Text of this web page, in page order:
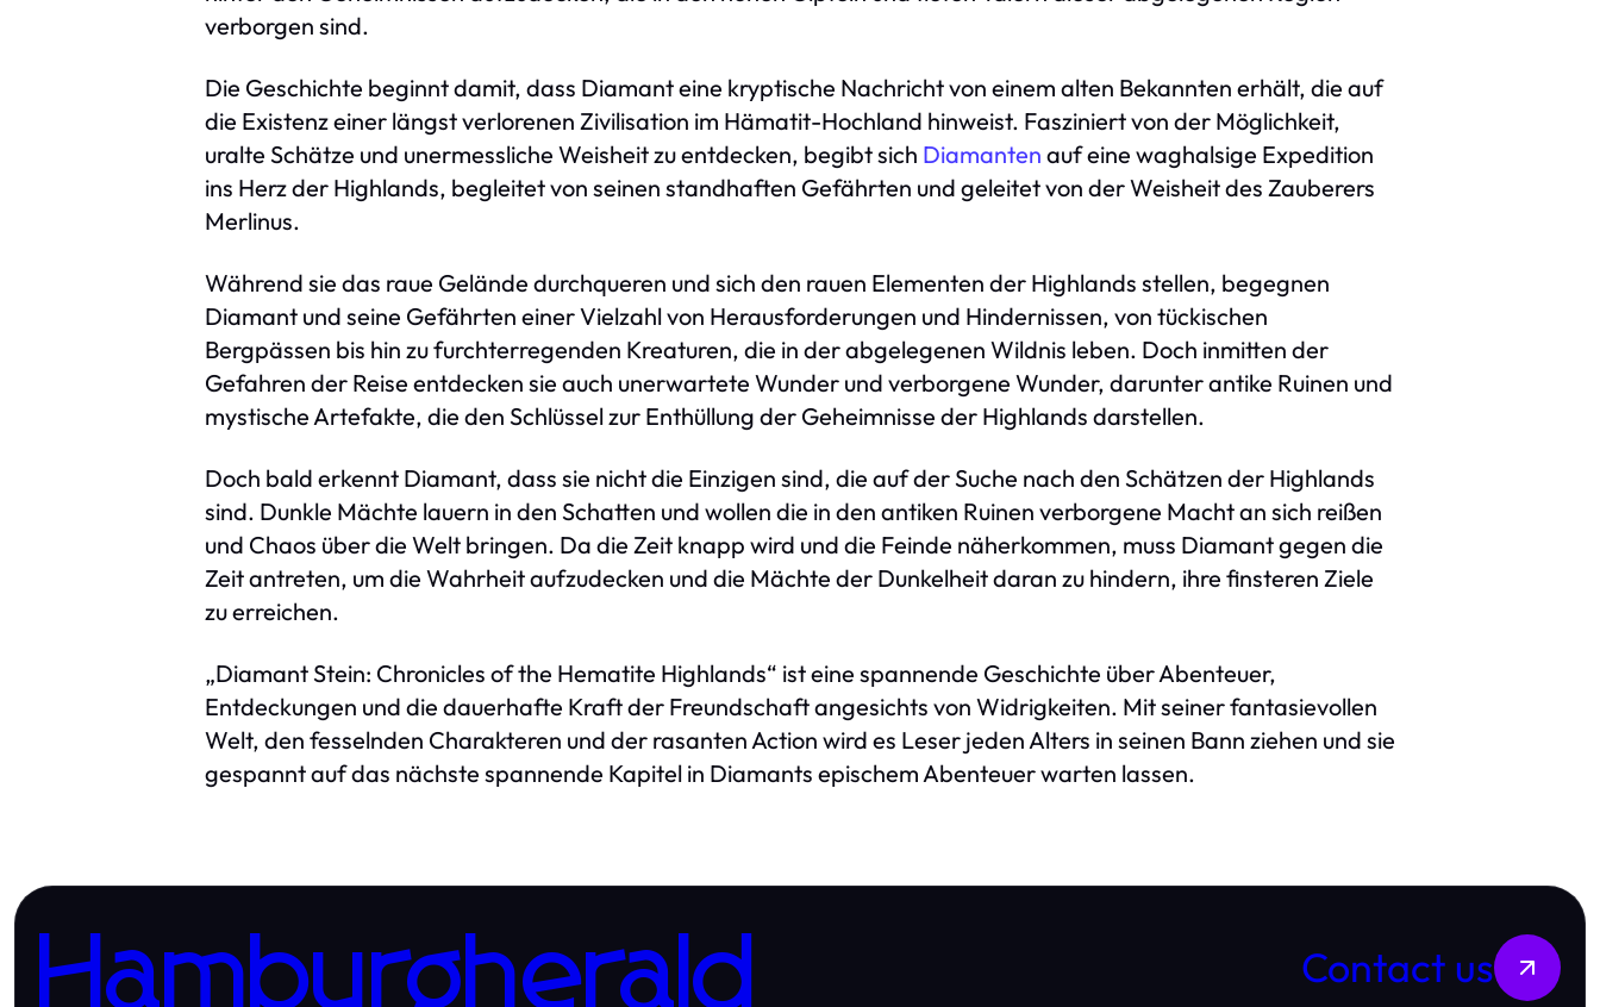
verborgen sind.
Die Geschichte beginnt damit, dass Diamant eine kryptische Nachricht von einem alten Bekannten erhält, die auf
die Existenz einer längst verlorenen Zivilisation im Hämatit-Hochland hinweist. Fasziniert von der Möglichkeit,
uralte Schätze und unermessliche Weisheit zu entdecken, begibt sich Diamanten auf eine waghalsige Expedition
ins Herz der Highlands, begleitet von seinen standhaften Gefährten und geleitet von der Weisheit des Zauberers
Merlinus.
Während sie das raue Gelände durchqueren und sich den rauen Elementen der Highlands stellen, begegnen
Diamant und seine Gefährten einer Vielzahl von Herausforderungen und Hindernissen, von tückischen
Bergpässen bis hin zu furchterregenden Kreaturen, die in der abgelegenen Wildnis leben. Doch inmitten der
Gefahren der Reise entdecken sie auch unerwartete Wunder und verborgene Wunder, darunter antike Ruinen und
mystische Artefakte, die den Schlüssel zur Enthüllung der Geheimnisse der Highlands darstellen.
Doch bald erkennt Diamant, dass sie nicht die Einzigen sind, die auf der Suche nach den Schätzen der Highlands
sind. Dunkle Mächte lauern in den Schatten und wollen die in den antiken Ruinen verborgene Macht an sich reißen
und Chaos über die Welt bringen. Da die Zeit knapp wird und die Feinde näherkommen, muss Diamant gegen die
Zeit antreten, um die Wahrheit aufzudecken und die Mächte der Dunkelheit daran zu hindern, ihre finsteren Ziele
zu erreichen.
„Diamant Stein: Chronicles of the Hematite Highlands“ ist eine spannende Geschichte über Abenteuer,
Entdeckungen und die dauerhafte Kraft der Freundschaft angesichts von Widrigkeiten. Mit seiner fantasievollen
Welt, den fesselnden Charakteren und der rasanten Action wird es Leser jeden Alters in seinen Bann ziehen und sie
gespannt auf das nächste spannende Kapitel in Diamants epischem Abenteuer warten lassen.
Hamburgherald Contact us